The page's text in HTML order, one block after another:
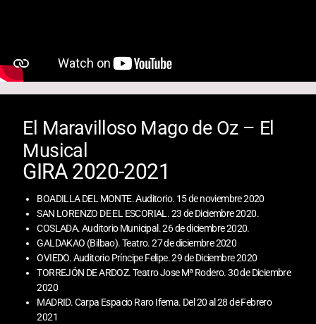
El Maravilloso Mago de Oz – El
Musical
GIRA 2020-2021
​BOADILLA DEL MONTE. Auditorio. 15 de noviembre 2020
SAN LORENZO DE EL ESCORIAL. 23 de Diciembre 2020.
COSLADA. Auditorio Municipal. 26 de diciembre 2020.
GALDAKAO (Bilbao). Teatro. 27 de diciembre 2020
OVIEDO. Auditorio Príncipe Felipe. 29 de Diciembre 2020
TORREJÓN DE ARDOZ. Teatro Jose Mª Rodero. 30 de Diciembre
2020
MADRID. Carpa Espacio Raro Ifema. Del 20 al 28 de Febrero
2021